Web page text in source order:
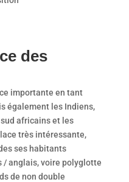
des
importante en tant
également les Indiens,
africains et les
très intéressante,
ses habitants
anglais, voire polyglotte
de non double